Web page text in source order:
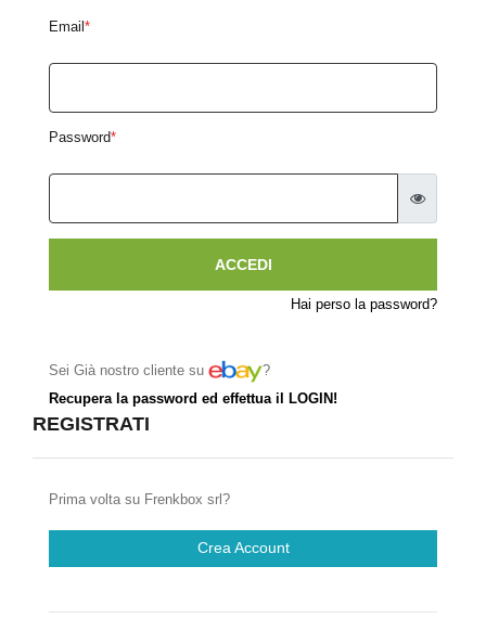
Email *
Password*
ACCEDI
Hai perso la password?
Sei Già nostro cliente su
?
Recupera la password ed effettua il LOGIN!
REGISTRATI
Prima volta su Frenkbox srl?
Crea Account